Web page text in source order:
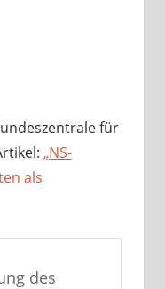
für
„NS-
als
des